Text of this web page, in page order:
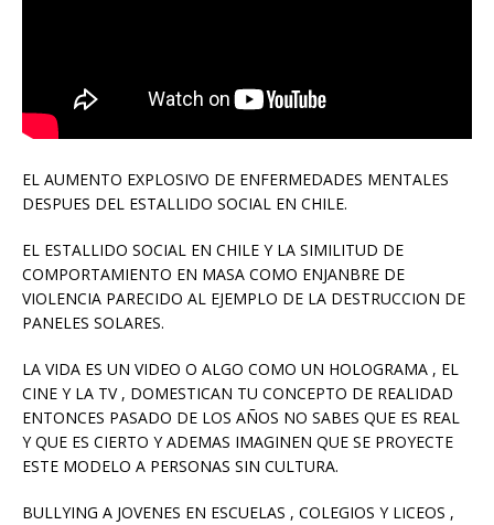
EL AUMENTO EXPLOSIVO DE ENFERMEDADES MENTALES
DESPUES DEL ESTALLIDO SOCIAL EN CHILE.
EL ESTALLIDO SOCIAL EN CHILE Y LA SIMILITUD DE
COMPORTAMIENTO EN MASA COMO ENJANBRE DE
VIOLENCIA PARECIDO AL EJEMPLO DE LA DESTRUCCION DE
PANELES SOLARES.
LA VIDA ES UN VIDEO O ALGO COMO UN HOLOGRAMA , EL
CINE Y LA TV , DOMESTICAN TU CONCEPTO DE REALIDAD
ENTONCES PASADO DE LOS AÑOS NO SABES QUE ES REAL
Y QUE ES CIERTO Y ADEMAS IMAGINEN QUE SE PROYECTE
ESTE MODELO A PERSONAS SIN CULTURA.
BULLYING A JOVENES EN ESCUELAS , COLEGIOS Y LICEOS ,